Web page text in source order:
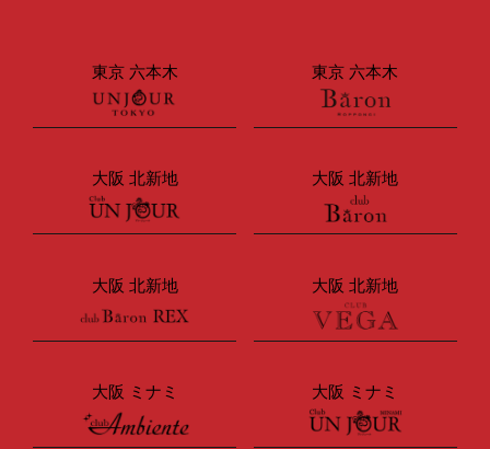
東京 六本木 東京 六本木
大阪 北新地 大阪 北新地
大阪 北新地 大阪 北新地
大阪 ミナミ 大阪 ミナミ